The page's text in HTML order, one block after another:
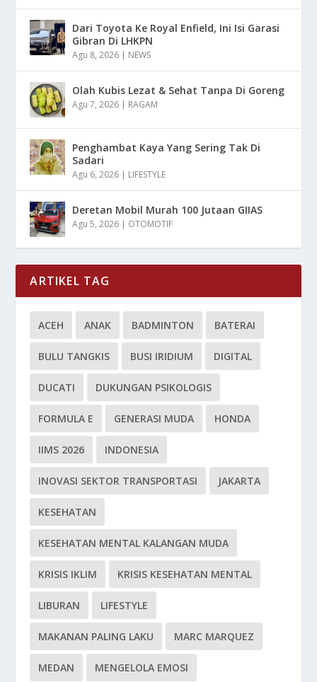
Dari Toyota Ke Royal Enfield, Ini Isi Garasi
Gibran Di LHKPN
Agu 8, 2026 | NEWS
Olah Kubis Lezat & Sehat Tanpa Di Goreng
Agu 7, 2026 | RAGAM
Penghambat Kaya Yang Sering Tak Di
Sadari
Agu 6, 2026 | LIFESTYLE
Deretan Mobil Murah 100 Jutaan GIIAS
Agu 5, 2026 | OTOMOTIF
ARTIKEL TAG
ACEH ANAK BADMINTON BATERAI
BULU TANGKIS BUSI IRIDIUM DIGITAL
DUCATI DUKUNGAN PSIKOLOGIS
FORMULA E GENERASI MUDA HONDA
IIMS 2026 INDONESIA
INOVASI SEKTOR TRANSPORTASI JAKARTA
KESEHATAN
KESEHATAN MENTAL KALANGAN MUDA
KRISIS IKLIM KRISIS KESEHATAN MENTAL
LIBURAN LIFESTYLE
MAKANAN PALING LAKU MARC MARQUEZ
MEDAN MENGELOLA EMOSI